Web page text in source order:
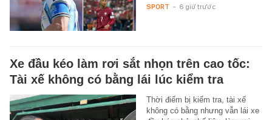
SPORT - 6 giờ trước
Xe đầu kéo làm rơi sắt nhọn trên cao tốc:
Tài xế không có bằng lái lúc kiểm tra
Thời điểm bị kiểm tra, tài xế
không có bằng nhưng vẫn lái xe